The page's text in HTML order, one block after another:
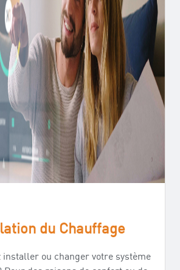
du Chauffage
installer ou changer votre système